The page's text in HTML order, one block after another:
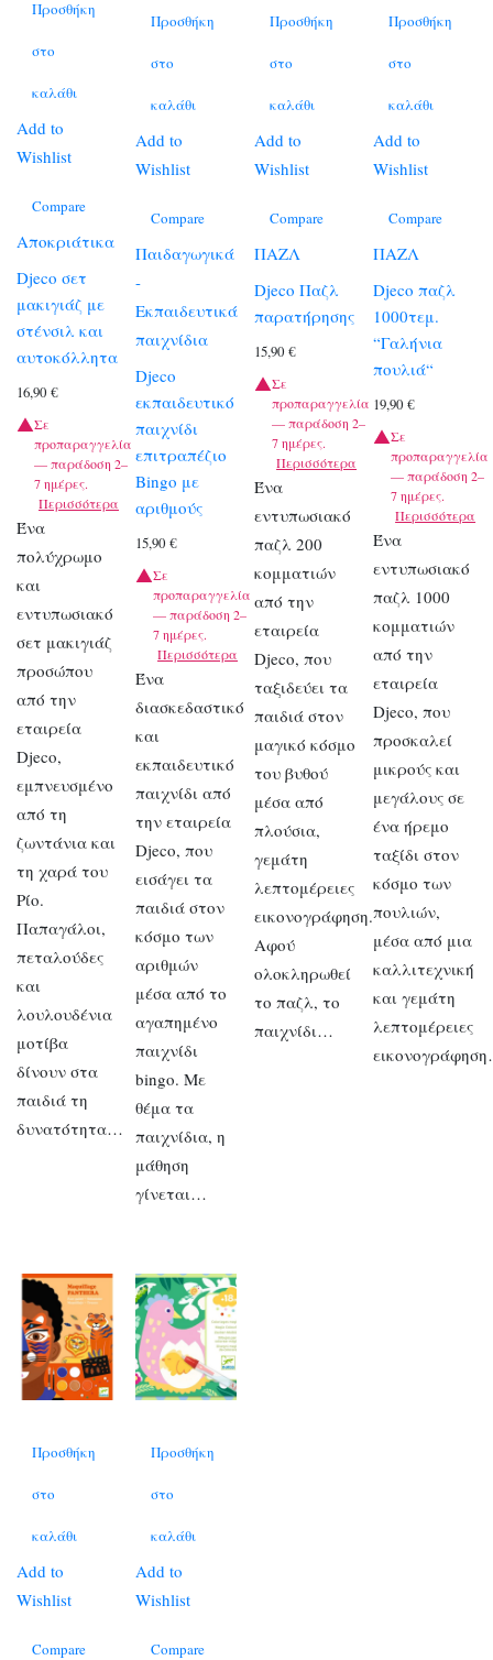
Προσθήκη
στο
καλάθι
Add to
Wishlist
Compare
Αποκριάτικα
Djeco σετ
μακιγιάζ με
στένσιλ και
αυτοκόλλητα
16,90 €
Σε
προπαραγγελία
— παράδοση 2–
7 ημέρες.
Περισσότερα
Ένα
πολύχρωμο
και
εντυπωσιακό
σετ μακιγιάζ
προσώπου
από την
εταιρεία
Djeco,
εμπνευσμένο
από τη
ζωντάνια και
τη χαρά του
Ρίο.
Παπαγάλοι,
πεταλούδες
και
λουλουδένια
μοτίβα
δίνουν στα
παιδιά τη
δυνατότητα…
Προσθήκη
στο
καλάθι
Add to
Wishlist
Compare
Παιδαγωγικά
-
Εκπαιδευτικά
παιχνίδια
Djeco
εκπαιδευτικό
παιχνίδι
επιτραπέζιο
Bingo με
αριθμούς
15,90€
Σε
προπαραγγελία
— παράδοση 2–
7 ημέρες.
Περισσότερα
Ένα
διασκεδαστικό
και
εκπαιδευτικό
παιχνίδι από
την εταιρεία
Djeco, που
εισάγει τα
παιδιά στον
κόσμο των
αριθμών
μέσα από το
αγαπημένο
παιχνίδι
bingo. Με
θέμα τα
παιχνίδια, η
μάθηση
γίνεται…
Προσθήκη
στο
καλάθι
Add to
Wishlist
Compare
ΠΑΖΛ
Djeco Παζλ
παρατήρησης
15,90€
Σε
προπαραγγελία
— παράδοση 2–
7 ημέρες.
Περισσότερα
Ένα
εντυπωσιακό
παζλ 200
κομματιών
από την
εταιρεία
Djeco, που
ταξιδεύει τα
παιδιά στον
μαγικό κόσμο
του βυθού
μέσα από
πλούσια,
γεμάτη
λεπτομέρειες
εικονογράφηση.
Αφού
ολοκληρωθεί
το παζλ, το
παιχνίδι…
Προσθήκη
στο
καλάθι
Add to
Wishlist
Compare
ΠΑΖΛ
Djeco παζλ
1000τεμ.
“Γαλήνια
πουλιά“
19,90€
Σε
προπαραγγελία
— παράδοση 2–
7 ημέρες.
Περισσότερα
Ένα
εντυπωσιακό
παζλ 1000
κομματιών
από την
εταιρεία
Djeco, που
προσκαλεί
μικρούς και
μεγάλους σε
ένα ήρεμο
ταξίδι στον
κόσμο των
πουλιών,
μέσα από μια
καλλιτεχνική
και γεμάτη
λεπτομέρειες
Προσθήκη
στο
καλάθι
Add to
Wishlist
Compare
Προσθήκη
στο
καλάθι
Add to
Wishlist
Compare